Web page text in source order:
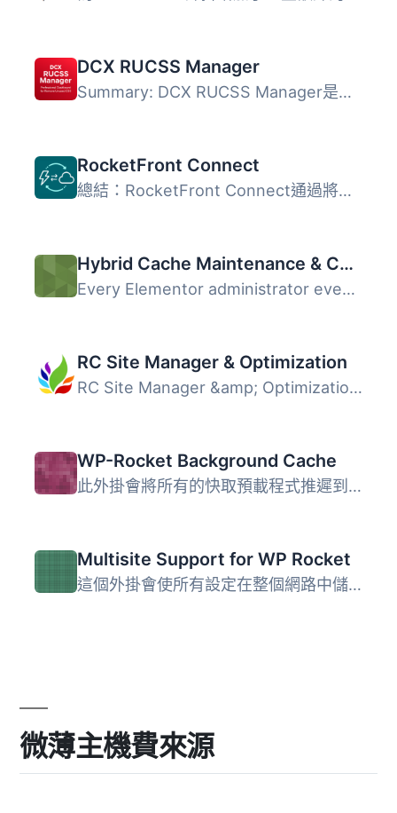
DCX RUCSS Manager
Summary: DCX RUCSS Manager是一款提供全面儀表板的外掛，用...
RocketFront Connect
總結：RocketFront Connect通過將WP Rocket Cache與AWS Cloud...
Hybrid Cache Maintenance & CSS Healer for Elementor
Every Elementor administrator eventually faces the dreade...
RC Site Manager & Optimization
RC Site Manager &amp; Optimization 是一款整合式 WordP...
WP-Rocket Background Cache
此外掛會將所有的快取預載程式推遲到 wp-cron，如果一個頁面...
Multisite Support for WP Rocket
這個外掛會使所有設定在整個網路中儲存，並且產生一個整個網...
微薄主機費來源